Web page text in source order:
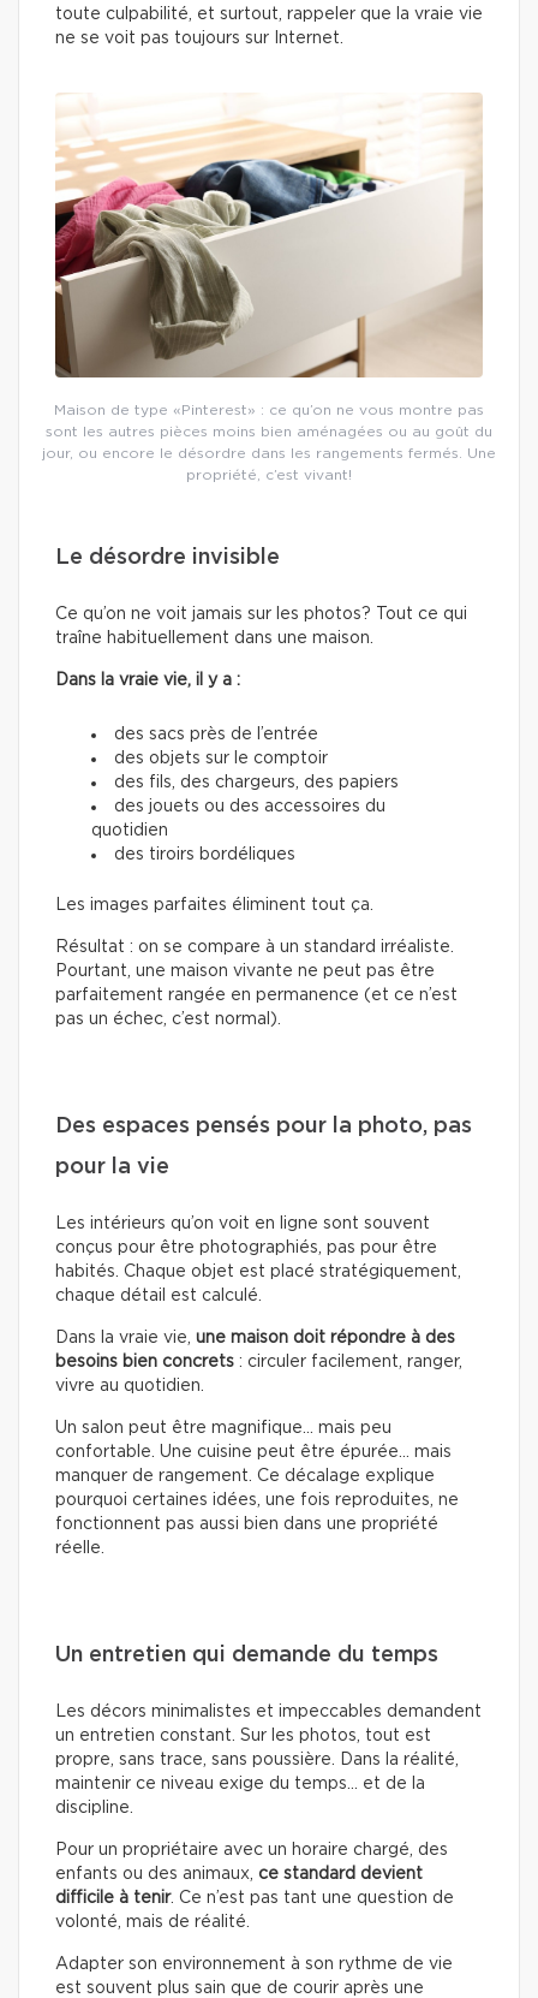
toute culpabilité, et surtout, rappeler que la vraie vie
ne se voit pas toujours sur Internet.
Maison de type «Pinterest» : ce qu’on ne vous montre pas
sont les autres pièces moins bien aménagées ou au goût du
jour, ou encore le désordre dans les rangements fermés. Une
propriété, c’est vivant!
Le désordre invisible
Ce qu’on ne voit jamais sur les photos? Tout ce qui
traîne habituellement dans une maison.
Dans la vraie vie, il y a :
des sacs près de l’entrée
des objets sur le comptoir
des fils, des chargeurs, des papiers
des jouets ou des accessoires du
quotidien
des tiroirs bordéliques
Les images parfaites éliminent tout ça.
Résultat : on se compare à un standard irréaliste.
Pourtant, une maison vivante ne peut pas être
parfaitement rangée en permanence (et ce n’est
pas un échec, c’est normal).
Des espaces pensés pour la photo, pas
pour la vie
Les intérieurs qu’on voit en ligne sont souvent
conçus pour être photographiés, pas pour être
habités. Chaque objet est placé stratégiquement,
chaque détail est calculé.
Dans la vraie vie, une maison doit répondre à des
besoins bien concrets : circuler facilement, ranger,
vivre au quotidien.
Un salon peut être magnifique… mais peu
confortable. Une cuisine peut être épurée… mais
manquer de rangement. Ce décalage explique
pourquoi certaines idées, une fois reproduites, ne
fonctionnent pas aussi bien dans une propriété
réelle.
Un entretien qui demande du temps
Les décors minimalistes et impeccables demandent
un entretien constant. Sur les photos, tout est
propre, sans trace, sans poussière. Dans la réalité,
maintenir ce niveau exige du temps… et de la
discipline.
Pour un propriétaire avec un horaire chargé, des
enfants ou des animaux, ce standard devient
difficile à tenir. Ce n’est pas tant une question de
volonté, mais de réalité.
Adapter son environnement à son rythme de vie
est souvent plus sain que de courir après une